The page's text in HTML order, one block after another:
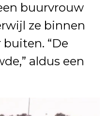
buurvrouw
ze binnen
“De
aldus een